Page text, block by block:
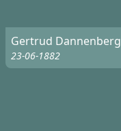
Gertrud Dannenberg
23-06-1882